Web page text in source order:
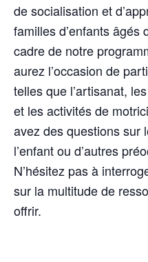
de socialisation et
familles d’enfants
cadre de notre
aurez l’occasion de
telles que l’artisanat,
et les activités de
avez des questions sur
l’enfant ou d’autres
N’hésitez pas à
sur la multitude de
offrir.